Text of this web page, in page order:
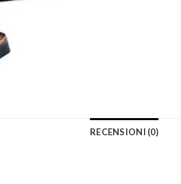
RECENSIONI (0)